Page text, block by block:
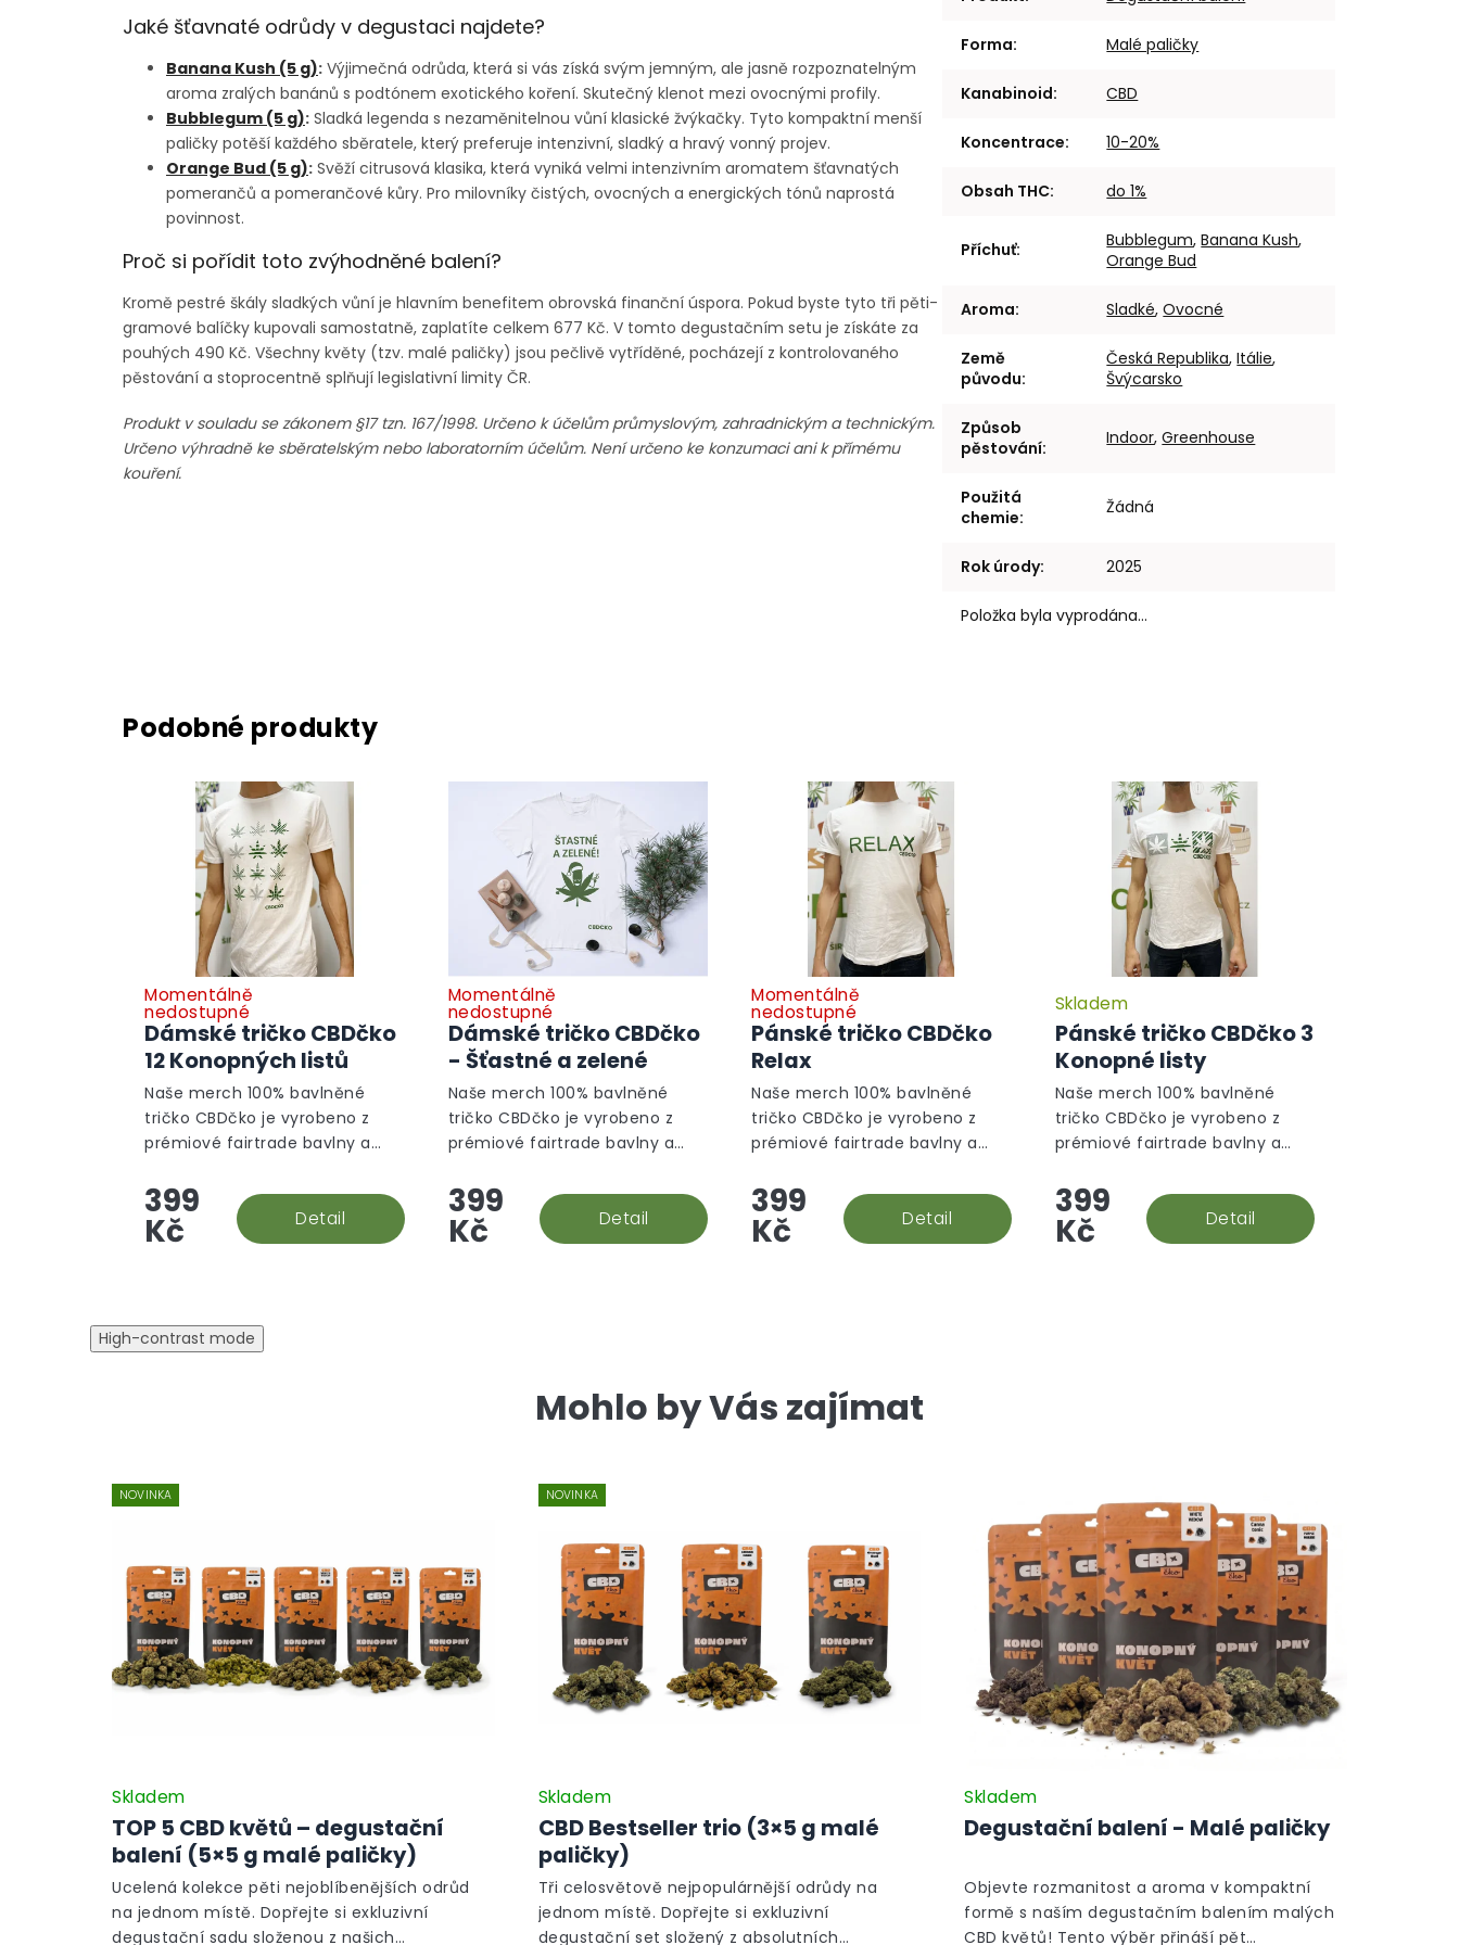
Jaké šťavnaté odrůdy v degustaci najdete?
Banana Kush (5 g): Výjimečná odrůda, která si vás získá svým jemným, ale jasně rozpoznatelným
aroma zralých banánů s podtónem exotického koření. Skutečný klenot mezi ovocnými profily.
Bubblegum (5 g): Sladká legenda s nezaměnitelnou vůní klasické žvýkačky. Tyto kompaktní menší
paličky potěší každého sběratele, který preferuje intenzivní, sladký a hravý vonný projev.
Orange Bud (5 g): Svěží citrusová klasika, která vyniká velmi intenzivním aromatem šťavnatých
pomerančů a pomerančové kůry. Pro milovníky čistých, ovocných a energických tónů naprostá
povinnost.
Proč si pořídit toto zvýhodněné balení?
Kromě pestré škály sladkých vůní je hlavním benefitem obrovská finanční úspora. Pokud byste tyto tři pěti-
gramové balíčky kupovali samostatně, zaplatíte celkem 677 Kč. V tomto degustačním setu je získáte za
pouhých 490 Kč. Všechny květy (tzv. malé paličky) jsou pečlivě vytříděné, pocházejí z kontrolovaného
pěstování a stoprocentně splňují legislativní limity ČR.
Produkt v souladu se zákonem §17 tzn. 167/1998. Určeno k účelům průmyslovým, zahradnickým a technickým.
Určeno výhradně ke sběratelským nebo laboratorním účelům. Není určeno ke konzumaci ani k přímému
kouření.
Forma: Malé paličky
Kanabinoid: CBD
Koncentrace: 10-20%
Obsah THC: do 1%
Příchuť: Bubblegum,Banana Kush,
Orange Bud
Aroma: Sladké,Ovocné
Země
původu:
Česká Republika,Itálie,
Švýcarsko
Způsob
pěstování: Indoor,Greenhouse
Použitá
chemie: Žádná
Rok úrody: 2025
Položka byla vyprodána…
Dámské tričko CBDčko
12 Konopných listů
Momentálně
nedostupné
399
Kč Detail
Naše merch 100% bavlněné
tričko CBDčko je vyrobeno z
prémiové fairtrade bavlny a
grafikou.
Dámské tričko CBDčko
- Šťastné a zelené
Momentálně
nedostupné
399
Kč Detail
Naše merch 100% bavlněné
tričko CBDčko je vyrobeno z
prémiové fairtrade bavlny a
grafikou.
Pánské tričko CBDčko
Relax
Momentálně
nedostupné
399
Kč Detail
Naše merch 100% bavlněné
tričko CBDčko je vyrobeno z
prémiové fairtrade bavlny a
grafikou.
Pánské tričko CBDčko 3
Konopné listy
Skladem
399
Kč Detail
Naše merch 100% bavlněné
tričko CBDčko je vyrobeno z
prémiové fairtrade bavlny a
grafikou.
High-contrast mode
Mohlo by Vás zajímat
NOVINKA
TOP 5 CBD květů – degustační
balení (5×5 g malé paličky)
Skladem
Ucelená kolekce pěti nejoblíbenějších odrůd
na jednom místě. Dopřejte si exkluzivní
degustační sadu složenou z našich
NOVINKA
CBD Bestseller trio (3×5 g malé
paličky)
Skladem
Tři celosvětově nejpopulárnější odrůdy na
jednom místě. Dopřejte si exkluzivní
degustační set složený z absolutních
Degustační balení - Malé paličky
Skladem
Objevte rozmanitost a aroma v kompaktní
formě s naším degustačním balením malých
CBD květů! Tento výběr přináší pět